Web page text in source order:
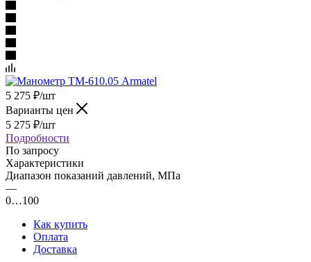
5 275 ₽/шт
Варианты цен
5 275 ₽/шт
Подробности
По запросу
Характеристики
Диапазон показаний давлений, МПа
—
0…100
Как купить
Оплата
Доставка